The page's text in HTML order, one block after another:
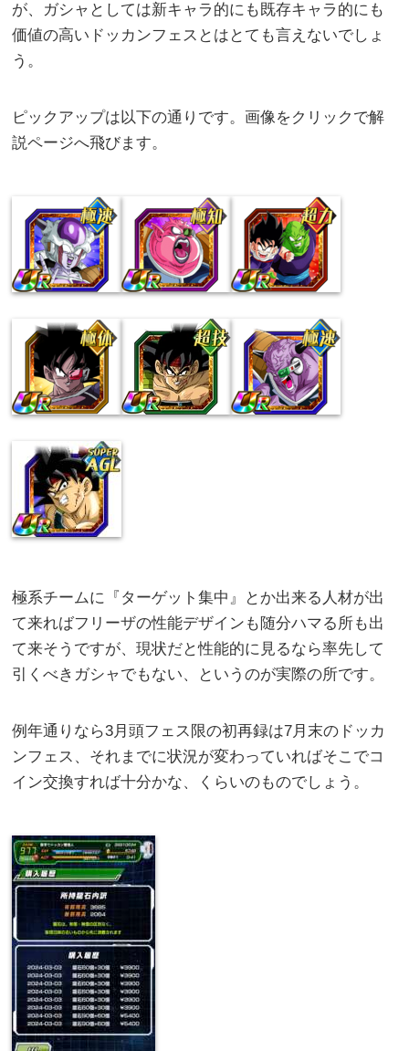
が、ガシャとしては新キャラ的にも既存キャラ的にも
価値の高いドッカンフェスとはとても言えないでしょ
う。
ピックアップは以下の通りです。画像をクリックで解
説ページへ飛びます。
極系チームに『ターゲット集中』とか出来る人材が出
て来ればフリーザの性能デザインも随分ハマる所も出
て来そうですが、現状だと性能的に見るなら率先して
引くべきガシャでもない、というのが実際の所です。
例年通りなら3月頭フェス限の初再録は7月末のドッカ
ンフェス、それまでに状況が変わっていればそこでコ
イン交換すれば十分かな、くらいのものでしょう。